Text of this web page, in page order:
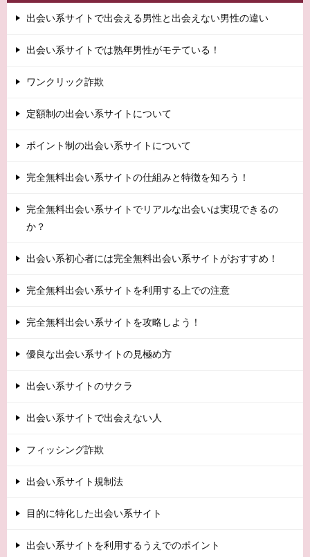
出会い系サイトで出会える男性と出会えない男性の違い
出会い系サイトでは熟年男性がモテている！
ワンクリック詐欺
定額制の出会い系サイトについて
ポイント制の出会い系サイトについて
完全無料出会い系サイトの仕組みと特徴を知ろう！
完全無料出会い系サイトでリアルな出会いは実現できるの
か？
出会い系初心者には完全無料出会い系サイトがおすすめ！
完全無料出会い系サイトを利用する上での注意
完全無料出会い系サイトを攻略しよう！
優良な出会い系サイトの見極め方
出会い系サイトのサクラ
出会い系サイトで出会えない人
フィッシング詐欺
出会い系サイト規制法
目的に特化した出会い系サイト
出会い系サイトを利用するうえでのポイント